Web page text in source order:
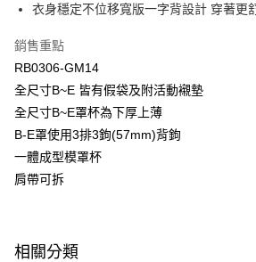
玉山商業銀行
星展（
台灣樂天信用卡公司
相關說明
【關於「AFTEE先享後付」】
AFTEE先享後付是「在收到商品之後才付款」的
便利好安心！
１．簡單：不需註冊會員、不需綁卡、不需儲值。
２．便利：只要手機號碼，簡訊認證，即可結帳。
３．安心：先確認商品／服務後，再付款。
【「AFTEE先享後付」結帳流程】
３．收到繳費通知簡訊後14天內，點擊此簡訊中
ATM付款
運送方式
全家取貨付款$888免運-以PackAge+配客嘉
每筆NT$90，滿NT$888(含以上)免運費
每筆NT$90，滿NT$888(含以上)免運費
衣身穩定不位移寬版一字背設計 穿著更
銷售重點
RB0306-GM14
全尺寸B~E 皆有假袋及附活動襯墊
全尺寸B~E罩杯為下厚上薄
B-E罩使用3排3鉤(57mm)背鉤
一體成型模罩杯
肩帶可拆
相關分類